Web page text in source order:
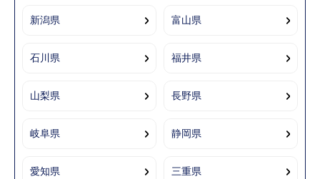
新潟県 富山県
石川県 福井県
山梨県 長野県
岐阜県 静岡県
愛知県 三重県